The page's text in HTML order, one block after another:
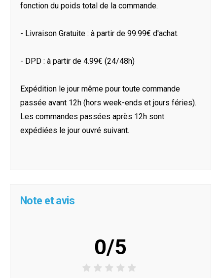
fonction du poids total de la commande.
- Livraison Gratuite : à partir de 99.99€ d'achat.
- DPD : à partir de 4.99€ (24/48h)
Expédition le jour même pour toute commande
passée avant 12h (hors week-ends et jours féries).
Les commandes passées après 12h sont
expédiées le jour ouvré suivant.
Note et avis
0/5